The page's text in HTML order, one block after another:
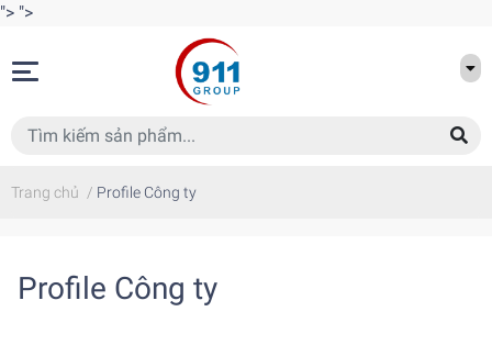
"> ">
Trang chủ / Profile Công ty
Profile Công ty